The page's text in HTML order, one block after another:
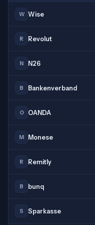
W Wise
R Revolut
N N26
B Bankenverband
O OANDA
M Monese
R Remitly
B bunq
S Sparkasse